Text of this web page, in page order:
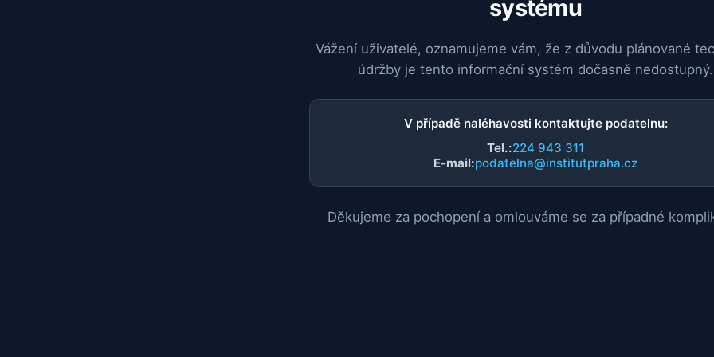
systému
Vážení uživatelé, oznamujeme vám, že z důvodu plánované
údržby je tento informační systém dočasně nedostupný.
V případě naléhavosti kontaktujte podatelnu:
Tel.:224 943 311
E-mail:podatelna@institutpraha.cz
Děkujeme za pochopení a omlouváme se za případné